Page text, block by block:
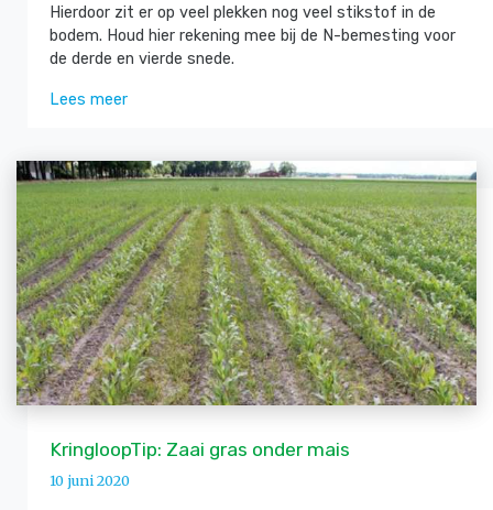
Hierdoor zit er op veel plekken nog veel stikstof in de
bodem. Houd hier rekening mee bij de N-bemesting voor
de derde en vierde snede.
Lees meer
KringloopTip: Zaai gras onder mais
10 juni 2020